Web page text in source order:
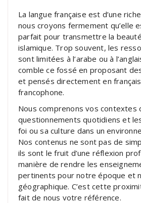
La langue française est d’une
nous croyons fermement qu’elle
parfait pour transmettre la
islamique. Trop souvent, les
sont limitées à l’arabe ou à
comble ce fossé en proposant
et pensés directement en
francophone.
Nous comprenons vos contextes
questionnements quotidiens et
foi ou sa culture dans un
Nos contenus ne sont pas de
ils sont le fruit d’une réflexion
manière de rendre les
pertinents pour notre époque et
géographique. C’est cette
fait de nous votre référence.